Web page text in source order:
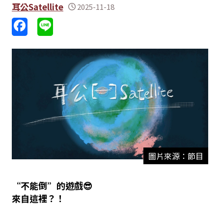
耳公Satellite 2025-11-18
圖片來源：節目
“不能倒”的遊戲😎
來自這裡？！